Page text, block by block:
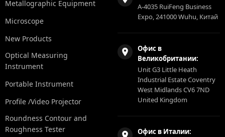
Metallographic Equipment
Microscope
New Products
Optical Measuring
Instrument
Portable Instrument
Profile /Video Projector
Roundness Contour and
Roughness Tester
A-4035 RuiFeng Business
Expo, 241000 Wuhu, Китай
Офис в
Великобритании:
Unit G3 Little Heath
Industrial Estate Coventry
West Midlands CV6 7ND
United Kingdom
Офис в Италии: